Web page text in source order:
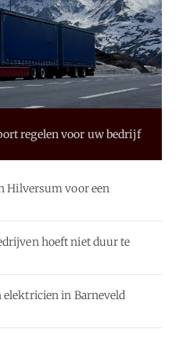
regelen voor uw bedrijf
Hilversum voor een
hoeft niet duur te
elektricien in Barneveld